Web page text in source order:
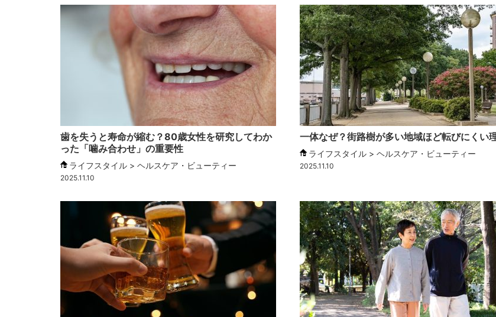
歯を失うと寿命が縮む？80歳女性を研究してわか
った「噛み合わせ」の重要性
ライフスタイル > ヘルスケア・ビューティー
2025.11.10
一体なぜ？街路樹が多い地域ほど転びにくい
ライフスタイル > ヘルスケア・ビューティー
2025.11.10